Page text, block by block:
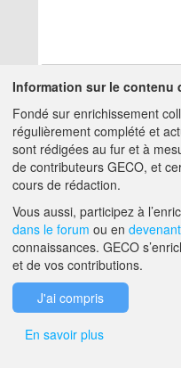
Aucun résultat
A PROPOS DE
F.A.Q.
Information sur le contenu
Fondé sur enrichissement
régulièrement complété et
sont rédigées au fur et à
de contributeurs GECO, et
cours de rédaction.
Vous aussi, participez à
dans le forum ou en
connaissances. GECO
et de vos contributions.
J'ai compris
En savoir plus